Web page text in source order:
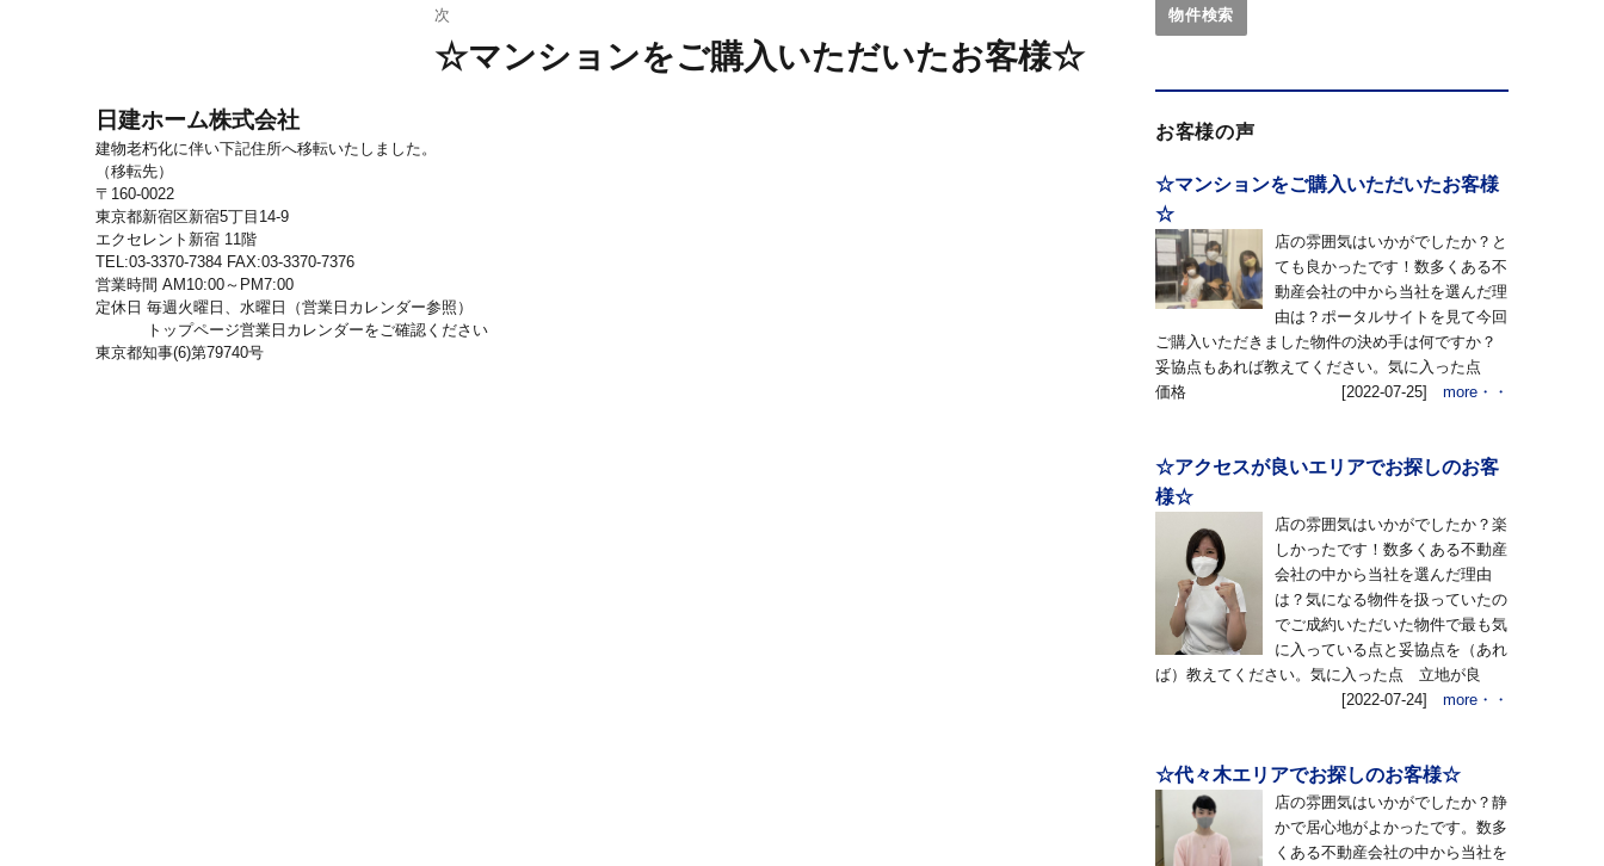
ン
次
次
の
☆マンションをご購入いただいたお客様☆
日建ホーム株式会社
建物老朽化に伴い下記住所へ移転いたしました。
（移転先）
〒160-0022
東京都新宿区新宿5丁目14-9
エクセレント新宿 11階
TEL:03-3370-7384 FAX:03-3370-7376
営業時間 AM10:00～PM7:00
定休日 毎週火曜日、水曜日（営業日カレンダー参照）
トップページ営業日カレンダーをご確認ください
東京都知事(6)第79740号
お客様の声
☆マンションをご購入いただいたお客様
☆
店の雰囲気はいかがでしたか？と
ても良かったです！数多くある不
動産会社の中から当社を選んだ理
由は？ポータルサイトを見て今回
ご購入いただきました物件の決め手は何ですか？
妥協点もあれば教えてください。気に入った点
価格
[2022-07-25] more・・
☆アクセスが良いエリアでお探しのお客
様☆
店の雰囲気はいかがでしたか？楽
しかったです！数多くある不動産
会社の中から当社を選んだ理由
は？気になる物件を扱っていたの
でご成約いただいた物件で最も気
に入っている点と妥協点を（あれ
ば）教えてください。気に入った点 立地が良
[2022-07-24] more・・
☆代々木エリアでお探しのお客様☆
店の雰囲気はいかがでしたか？静
かで居心地がよかったです。数多
くある不動産会社の中から当社を